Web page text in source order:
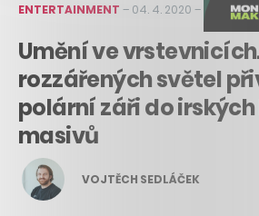
ENTERTAINMENT – 04. 4. 2020 – 2 min
Umění ve
rozzářených světel
polární záři do
masivů
VOJTĚCH SEDLÁČEK